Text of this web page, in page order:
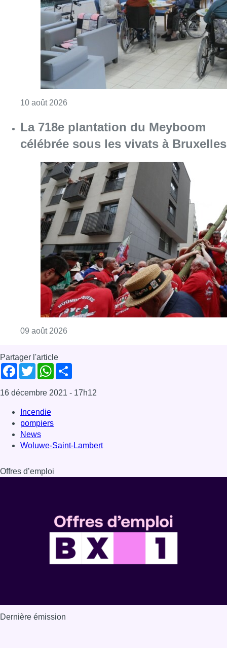
10 août 2026
La 718e plantation du Meyboom
célébrée sous les vivats à Bruxelles
09 août 2026
Partager l'article
Facebook
TwitterWhatsApp
16 décembre 2021 - 17h12
Incendie
pompiers
News
Woluwe-Saint-Lambert
Offres d’emploi
Dernière émission